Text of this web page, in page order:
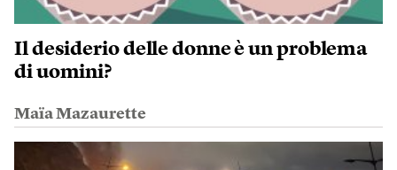
Il desiderio delle donne è un problema
di uomini?
Maïa Mazaurette